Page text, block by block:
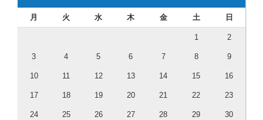
月 火 水 木 金 土 日
1 2
3 4 5 6 7 8 9
10 11 12 13 14 15 16
17 18 19 20 21 22 23
24 25 26 27 28 29 30